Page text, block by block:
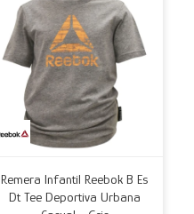
Remera Infantil Reebok B Es
Dt Tee Deportiva Urbana